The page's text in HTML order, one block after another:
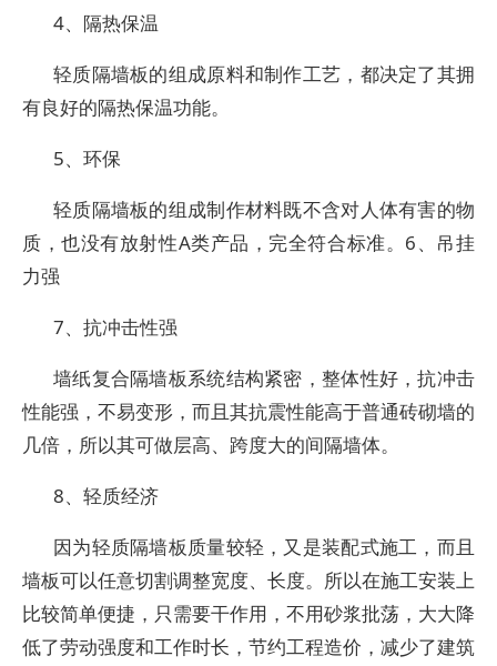
4、隔热保温
轻质隔墙板的组成原料和制作工艺，都决定了其拥
有良好的隔热保温功能。
5、环保
轻质隔墙板的组成制作材料既不含对人体有害的物
质，也没有放射性A类产品，完全符合标准。6、吊挂
力强
7、抗冲击性强
墙纸复合隔墙板系统结构紧密，整体性好，抗冲击
性能强，不易变形，而且其抗震性能高于普通砖砌墙的
几倍，所以其可做层高、跨度大的间隔墙体。
8、轻质经济
因为轻质隔墙板质量较轻，又是装配式施工，而且
墙板可以任意切割调整宽度、长度。所以在施工安装上
比较简单便捷，只需要干作用，不用砂浆批荡，大大降
低了劳动强度和工作时长，节约工程造价，减少了建筑